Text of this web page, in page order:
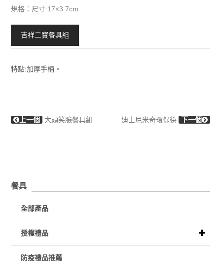
規格：尺寸:17×3.7cm
吉祥二寶餐具組
特點:加厚手柄。
上一個 大頭笑臉餐具組 迪士尼米奇環保筷 下一個
餐具
全部產品
授權禮品
防疫禮品推薦